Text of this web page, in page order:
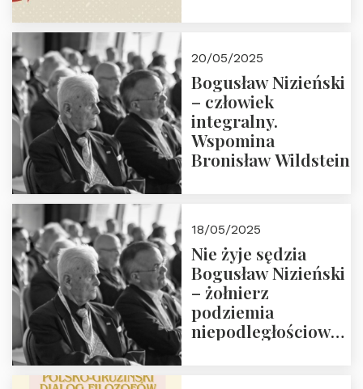
20/05/2025
Bogusław Nizieński
– człowiek
integralny.
Wspomina
Bronisław Wildstein
18/05/2025
Nie żyje sędzia
Bogusław Nizieński
– żołnierz
podziemia
niepodległościowego